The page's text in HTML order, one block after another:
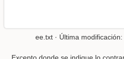
ee.txt · Última